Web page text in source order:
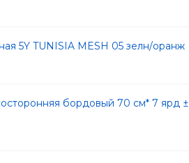
5Y TUNISIA MESH 05 зелн/оранж
бордовый 70 см* 7 ярд ±